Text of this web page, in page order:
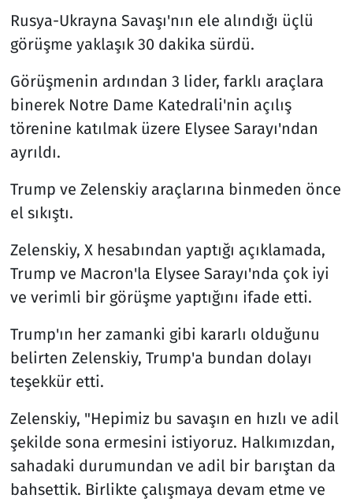
Rusya-Ukrayna Savaşı'nın ele alındığı üçlü
görüşme yaklaşık 30 dakika sürdü.
Görüşmenin ardından 3 lider, farklı araçlara
binerek Notre Dame Katedrali'nin açılış
törenine katılmak üzere Elysee Sarayı'ndan
ayrıldı.
Trump ve Zelenskiy araçlarına binmeden önce
el sıkıştı.
Zelenskiy, X hesabından yaptığı açıklamada,
Trump ve Macron'la Elysee Sarayı'nda çok iyi
ve verimli bir görüşme yaptığını ifade etti.
Trump'ın her zamanki gibi kararlı olduğunu
belirten Zelenskiy, Trump'a bundan dolayı
teşekkür etti.
Zelenskiy, "Hepimiz bu savaşın en hızlı ve adil
şekilde sona ermesini istiyoruz. Halkımızdan,
sahadaki durumundan ve adil bir barıştan da
bahsettik. Birlikte çalışmaya devam etme ve
Televizyon